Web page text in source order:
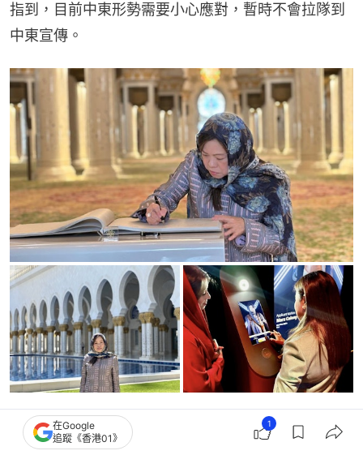
指到，目前中東形勢需要小心應對，暫時不會拉隊到
中東宣傳。
Art Basel吸引高端旅客 可以「世一」機場、
在Google
追蹤《香港01》
1